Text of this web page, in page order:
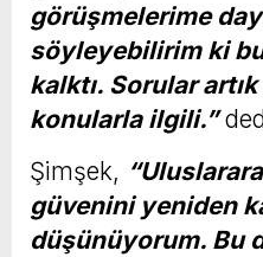
görüşmelerime
söyleyebilirim ki
kalktı. Sorular
konularla ilgili.”
Şimşek,
güvenini yeniden
düşünüyorum. Bu